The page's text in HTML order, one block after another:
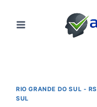
para
RIO GRANDE DO SUL - RS
SUL